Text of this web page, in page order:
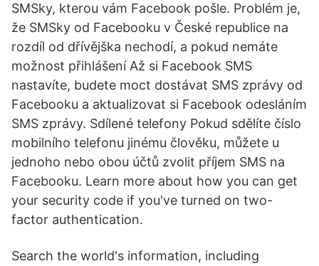
SMSky, kterou vám Facebook pošle. Problém je,
že SMSky od Facebooku v České republice na
rozdíl od dřívějška nechodí, a pokud nemáte
možnost přihlášení Až si Facebook SMS
nastavíte, budete moct dostávat SMS zprávy od
Facebooku a aktualizovat si Facebook odesláním
SMS zprávy. Sdílené telefony Pokud sdělíte číslo
mobilního telefonu jinému člověku, můžete u
jednoho nebo obou účtů zvolit příjem SMS na
Facebooku. Learn more about how you can get
your security code if you've turned on two-
factor authentication.
Search the world's information, including